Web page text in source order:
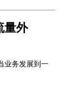
量外
业务发展到一